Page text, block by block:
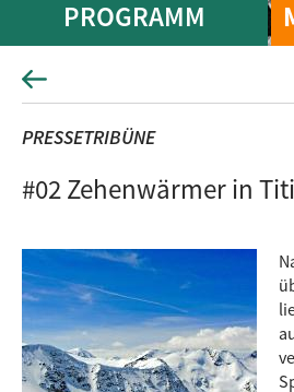
PROGRAMM
PRESSETRIBÜNE
#02 Zehenwärmer in